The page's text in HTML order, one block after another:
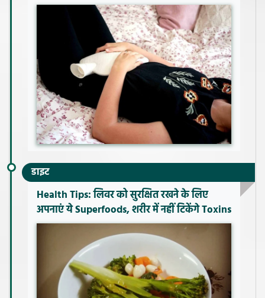
डाइट
Health Tips: लिवर को सुरक्षित रखने के लिए
अपनाएं ये Superfoods, शरीर में नहीं टिकेंगे Toxins